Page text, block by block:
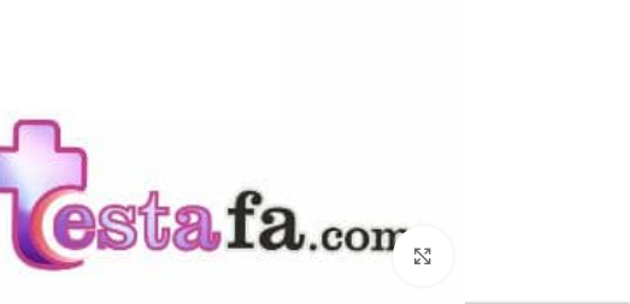
بزرگنمایی تصویر